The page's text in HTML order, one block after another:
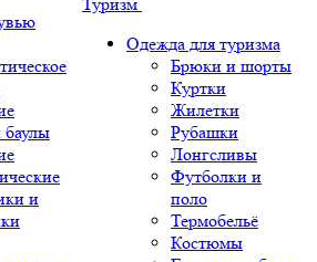
и
Одежда для туризма
Брюки и шорты
Куртки
Жилетки
Рубашки
Лонгсливы
Футболки и
поло
Термобельё
Костюмы